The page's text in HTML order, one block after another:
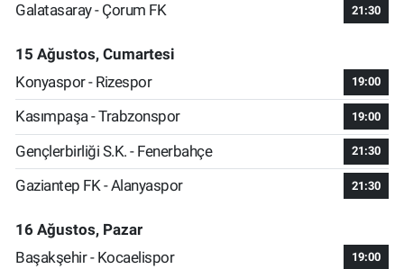
Galatasaray - Çorum FK
21:30
15 Ağustos, Cumartesi
Konyaspor - Rizespor
19:00
Kasımpaşa - Trabzonspor 19:00
Gençlerbirliği S.K. - Fenerbahçe 21:30
Gaziantep FK - Alanyaspor 21:30
16 Ağustos, Pazar
Başakşehir - Kocaelispor
19:00